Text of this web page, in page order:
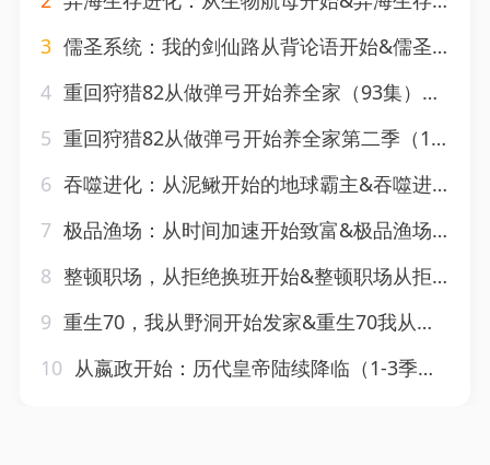
3 儒圣系统：我的剑仙路从背论语开始&儒圣系统我的剑仙路从背论语开始（100集）AI短剧
4 重回狩猎82从做弹弓开始养全家（93集）AI短剧
5 重回狩猎82从做弹弓开始养全家第二季（118集）AI短剧
6 吞噬进化：从泥鳅开始的地球霸主&吞噬进化从泥鳅开始的地球霸主（86集）AI短剧
7 极品渔场：从时间加速开始致富&极品渔场从时间加速开始致富（111集）AI短剧
8 整顿职场，从拒绝换班开始&整顿职场从拒绝换班开始（73集）AI短剧
9 重生70，我从野洞开始发家&重生70我从野洞开始发家（117集）AI短剧
10 从嬴政开始：历代皇帝陆续降临（1-3季）AI短剧